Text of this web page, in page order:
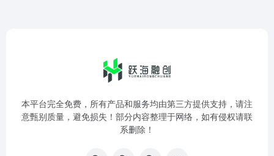
本平台完全免费，所有产品和服务均由第三方提供支持，请注
意甄别质量，避免损失！部分内容整理于网络，如有侵权请联
系删除！